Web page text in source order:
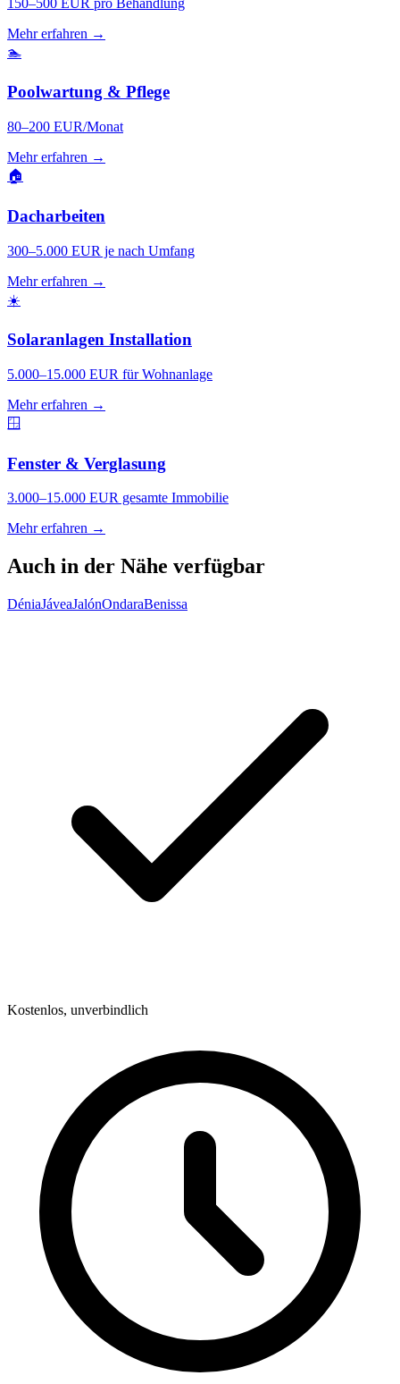
Mehr erfahren →
🏊
Poolwartung & Pflege
80–200 EUR/Monat
Mehr erfahren →
🏠
Dacharbeiten
300–5.000 EUR je nach Umfang
Mehr erfahren →
☀️
Solaranlagen Installation
5.000–15.000 EUR für Wohnanlage
Mehr erfahren →
🪟
Fenster & Verglasung
3.000–15.000 EUR gesamte Immobilie
Mehr erfahren →
Auch in der Nähe verfügbar
DéniaJáveaJalónOndaraBenissa
Kostenlos, unverbindlich